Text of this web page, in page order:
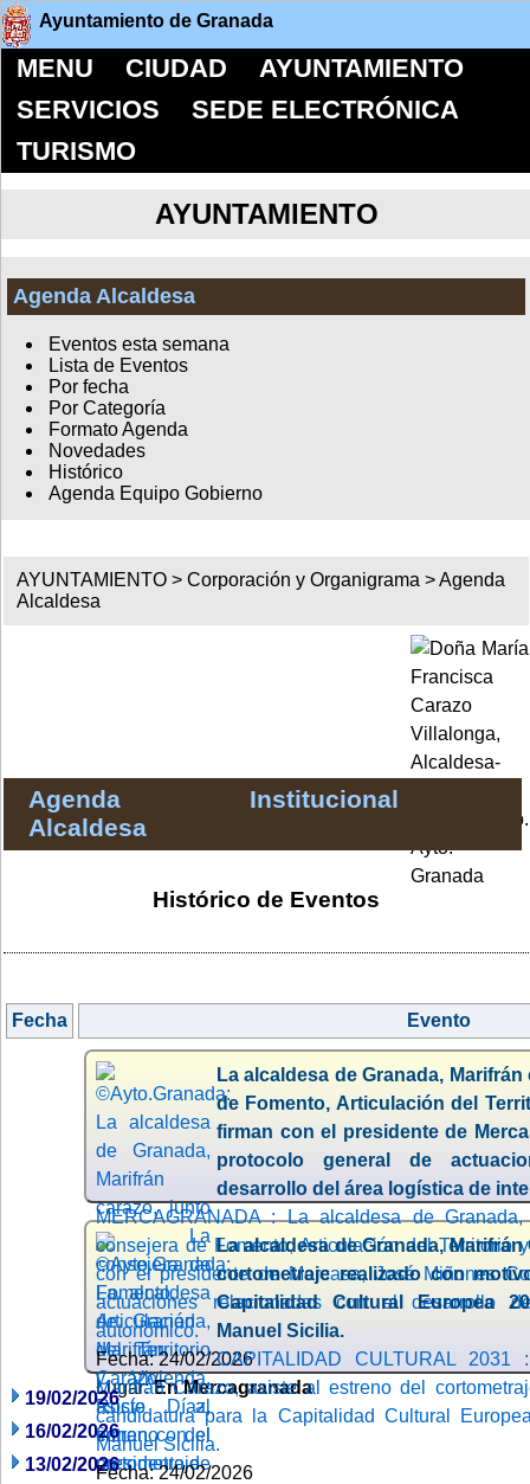
Ayuntamiento de Granada
MENU CIUDAD
AYUNTAMIENTO
SERVICIOS
SEDE ELECTRÓNICA
TURISMO
AYUNTAMIENTO
Agenda Alcaldesa
Eventos esta semana
Lista de Eventos
Por fecha
Por Categoría
Formato Agenda
Novedades
Histórico
Agenda Equipo Gobierno
AYUNTAMIENTO >Corporación y Organigrama >Agenda
Alcaldesa
Agenda Institucional
Alcaldesa
Histórico de Eventos
Fecha Evento
La alcaldesa de Granada,
de Fomento, Articulación del
firman con el presidente de
protocolo general de
desarrollo del área logística de
MERCAGRANADA : La alcaldesa de
consejera de Fomento, Articulación del Territorio
con el presidente de Mercasa, José Miñones
actuaciones relacionadas con el desarrollo
autonómico.
Fecha: 24/02/2026
Lugar:En Mercagranada
La alcaldesa de Granada,
cortometraje realizado con
Capitalidad Cultural Europea
Manuel Sicilia.
CAPITALIDAD CULTURAL
Marifrán Carazo, asiste al estreno del
candidatura para la Capitalidad Cultural
Manuel Sicilia.
Fecha: 24/02/2026
19/02/2026
16/02/2026
13/02/2026